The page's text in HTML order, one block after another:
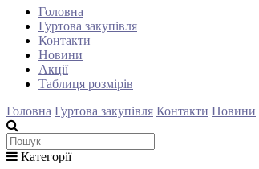
Головна
Гуртова закупівля
Контакти
Новини
Акції
Таблиця розмірів
Головна Гуртова закупівля Контакти Новини
Категорії